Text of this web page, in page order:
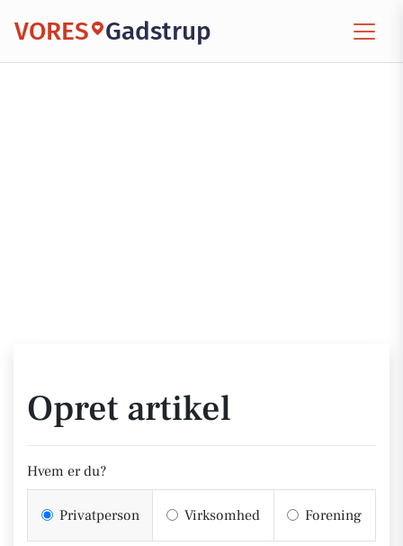
VORES Gadstrup
Opret artikel
Hvem er du?
Privatperson Virksomhed Forening